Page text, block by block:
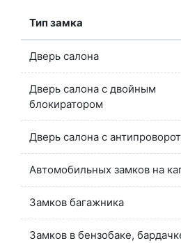
Тип замка
Дверь салона
Дверь салона с двойным
блокиратором
Дверь салона с
Автомобильных замков на
Замков багажника
Замков в бензобаке,